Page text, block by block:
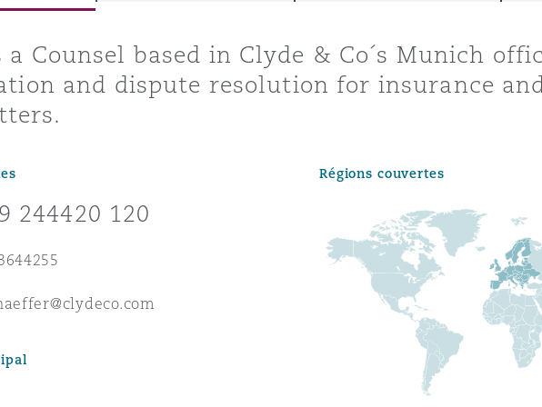
des
et
la vie
Counsel based in Clyde & Co´s Munich
and dispute resolution for insurance
244420 120
Régions couvertes